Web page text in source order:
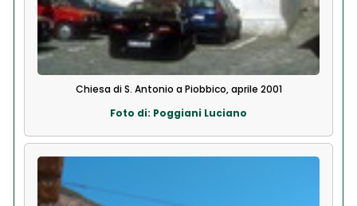
Chiesa di S. Antonio a Piobbico, aprile 2001
Foto di: Poggiani Luciano